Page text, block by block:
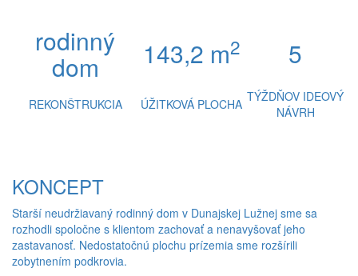
rodinný
dom 143,2 m2 5
REKONŠTRUKCIA ÚŽITKOVÁ PLOCHA TÝŽDŇOV IDEOVÝ
NÁVRH
KONCEPT
Starší neudržiavaný rodinný dom v Dunajskej Lužnej sme sa
rozhodli spoločne s klientom zachovať a nenavyšovať jeho
zastavanosť. Nedostatočnú plochu prízemia sme rozšírili
zobytnením podkrovia.